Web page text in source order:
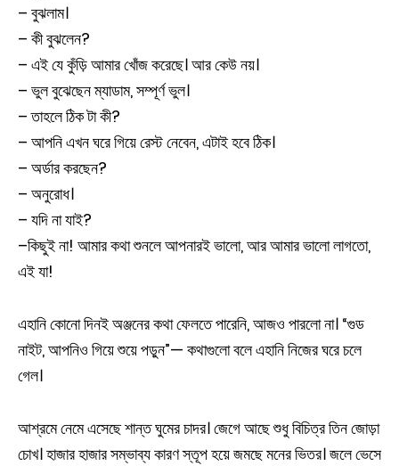
– বুঝলাম।
– কী বুঝলেন?
– এই যে কুঁড়ি আমার খোঁজ করেছে। আর কেউ নয়।
– ভুল বুঝেছেন ম্যাডাম, সম্পূর্ণ ভুল।
– তাহলে ঠিক টা কী?
– আপনি এখন ঘরে গিয়ে রেস্ট নেবেন, এটাই হবে ঠিক।
– অর্ডার করছেন?
– অনুরোধ।
– যদি না যাই?
–কিছুই না! আমার কথা শুনলে আপনারই ভালো, আর আমার ভালো লাগতো,
এই যা!
এহানি কোনো দিনই অঞ্জনের কথা ফেলতে পারেনি, আজও পারলো না। “গুড
নাইট, আপনিও গিয়ে শুয়ে পড়ুন”— কথাগুলো বলে এহানি নিজের ঘরে চলে
গেল।
আশ্রমে নেমে এসেছে শান্ত ঘুমের চাদর। জেগে আছে শুধু বিচিত্র তিন জোড়া
চোখ। হাজার হাজার সম্ভাব্য কারণ স্তূপ হয়ে জমছে মনের ভিতর। জলে ভেসে